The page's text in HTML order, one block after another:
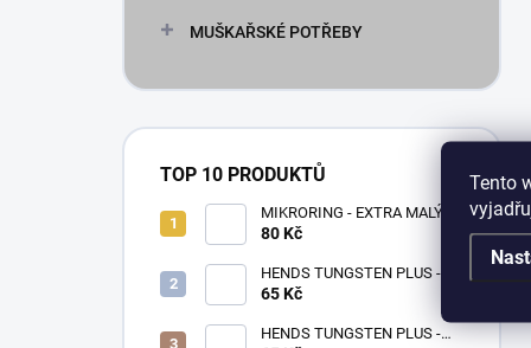
Tento
MUŠKAŘSKÉ POTŘEBY
TOP 10 PRODUKTŮ
MIKRORING - EXTRA MALÝ
80 Kč
HENDS TUNGSTEN PLUS -
65 Kč
HENDS TUNGSTEN PLUS -